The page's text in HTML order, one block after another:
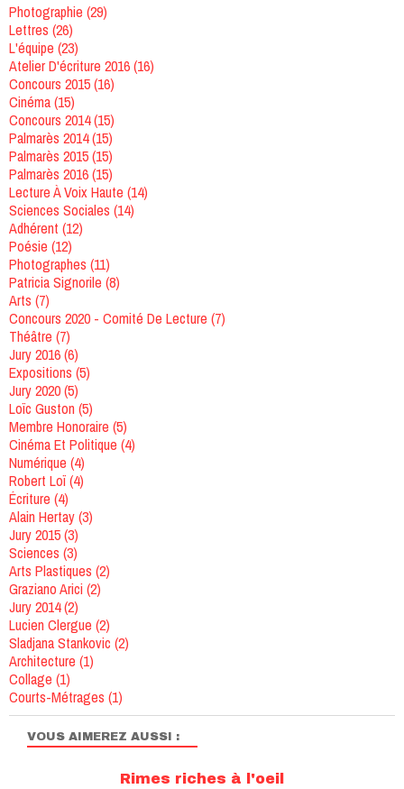
VOUS AIMEREZ AUSSI :
Rimes riches à l'oeil
Photographie (29)
Lettres (26)
L'équipe (23)
Atelier D'écriture 2016(16)
Concours 2015(16)
Cinéma(15)
Concours 2014(15)
Palmarès 2014(15)
Palmarès 2015(15)
Palmarès 2016(15)
Lecture À Voix Haute (14)
Sciences Sociales (14)
Adhérent (12)
Poésie (12)
Photographes (11)
Patricia Signorile (8)
Arts (7)
Concours 2020 - Comité De Lecture (7)
Théâtre (7)
Jury 2016(6)
Expositions (5)
Jury 2020(5)
Loïc Guston (5)
Membre Honoraire (5)
Cinéma Et Politique (4)
Numérique (4)
Robert Loï(4)
Écriture (4)
Alain Hertay(3)
Jury 2015(3)
Sciences (3)
Arts Plastiques (2)
Graziano Arici (2)
Jury 2014(2)
Lucien Clergue (2)
Sladjana Stankovic (2)
Architecture (1)
Collage (1)
Courts-Métrages (1)